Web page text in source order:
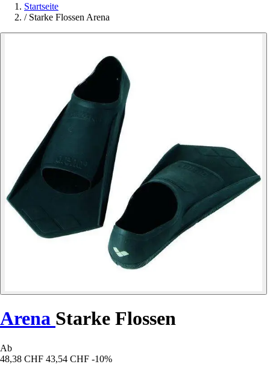
Startseite
/ Starke Flossen Arena
Arena Starke Flossen
Ab
48,38 CHF 43,54 CHF -10%